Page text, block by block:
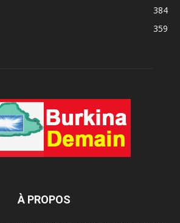
384
359
À PROPOS